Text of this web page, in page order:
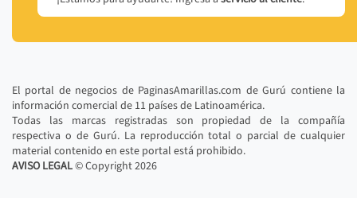
El portal de negocios de PaginasAmarillas.com de Gurú contiene la
información comercial de 11 países de Latinoamérica.
Todas las marcas registradas son propiedad de la compañía
respectiva o de Gurú. La reproducción total o parcial de cualquier
material contenido en este portal está prohibido.
AVISO LEGAL© Copyright2026